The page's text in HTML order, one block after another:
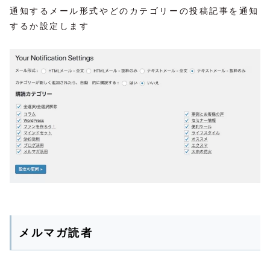
通知するメール形式やどのカテゴリーの投稿記事を通知
するか設定します
メルマガ読者